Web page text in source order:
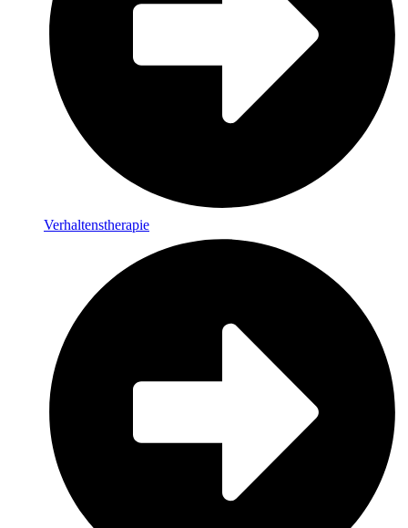
Verhaltenstherapie